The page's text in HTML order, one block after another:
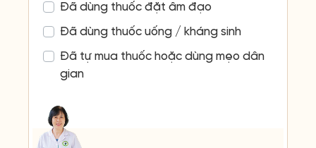
Đã dùng thuốc đặt âm đạo
Đã dùng thuốc uống / kháng sinh
Đã tự mua thuốc hoặc dùng mẹo dân
gian